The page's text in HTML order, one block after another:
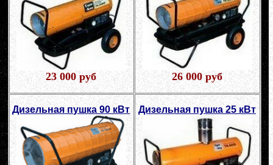
23 000 руб 26 000 руб
Дизельная пушка 90 кВт Дизельная пушка 25 кВт